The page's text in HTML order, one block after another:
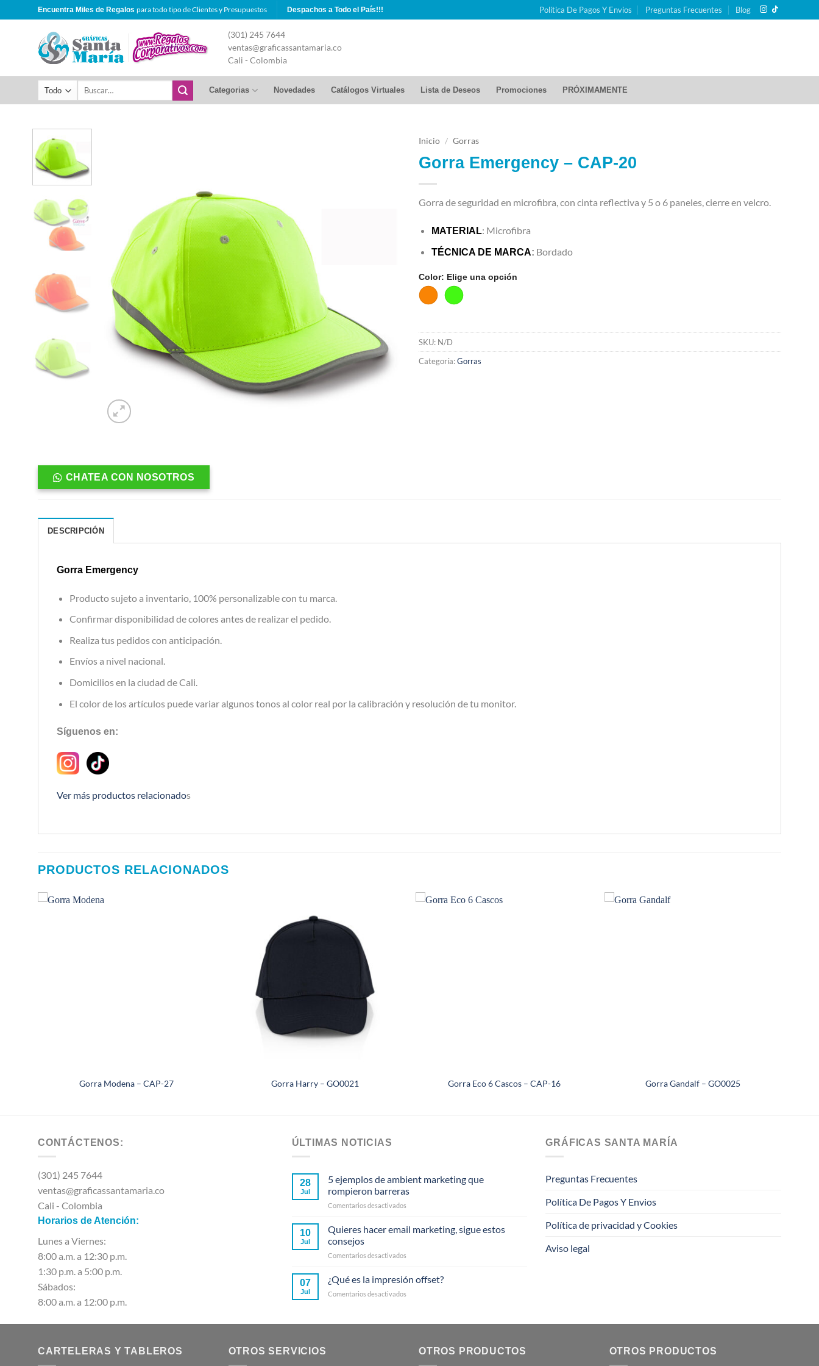
al
contenido
Encuentra Miles de Regalos para todo tipo de Clientes y Presupuestos Despachos a Todo el País!!! Política De Pagos Y Envios Preguntas Frecuentes Blog
(301) 245 7644
ventas@graficassantamaria.co
Cali - Colombia
Categorias Novedades Catálogos Virtuales Lista de Deseos Promociones PRÓXIMAMENTE
Inicio / Gorras
Gorra Emergency – CAP-20
Gorra de seguridad en microfibra, con cinta reflectiva y 5 o 6 paneles, cierre en velcro.
MATERIAL: Microfibra
TÉCNICA DE MARCA: Bordado
Color: Elige una opción
SKU: N/D
Categoría:Gorras
CHATEA CON NOSOTROS
DESCRIPCIÓN
Gorra Emergency
Producto sujeto a inventario, 100% personalizable con tu marca.
Confirmar disponibilidad de colores antes de realizar el pedido.
Realiza tus pedidos con anticipación.
Envíos a nivel nacional.
Domicilios en la ciudad de Cali.
El color de los artículos puede variar algunos tonos al color real por la calibración y resolución de tu monitor.
Síguenos en:
Ver más productos relacionados
PRODUCTOS RELACIONADOS
Gorra Modena – CAP-27 Gorra Harry – GO0021 Gorra Eco 6 Cascos – CAP-16 Gorra Gandalf – GO0025
CONTÁCTENOS:
(301) 245 7644
ventas@graficassantamaria.co
Cali - Colombia
Horarios de Atención:
Lunes a Viernes:
8:00 a.m. a 12:30 p.m.
1:30 p.m. a 5:00 p.m.
Sábados:
8:00 a.m. a 12:00 p.m.
ÚLTIMAS NOTICIAS
28
Jul
5 ejemplos de ambient marketing que
rompieron barreras
Comentarios desactivadosen
ejemplos
marketing
rompieron
10
Jul
Quieres hacer email marketing, sigue estos
consejos
Comentarios desactivadosen
hacer
marketing,
07
Jul
¿Qué es la impresión offset?
Comentarios desactivadosen
la
GRÁFICAS SANTA MARÍA
Preguntas Frecuentes
Política De Pagos Y Envios
Política de privacidad y Cookies
Aviso legal
CARTELERAS Y TABLEROS OTROS SERVICIOS OTROS PRODUCTOS OTROS PRODUCTOS